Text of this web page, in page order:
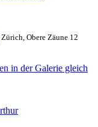
Zürich, Obere Zäune 12
in der Galerie gleich